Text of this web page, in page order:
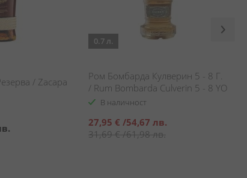
/ Zacapa
0.7 л.
Ром Бомбарда Кулверин 5 - 8 Г.
/ Rum Bombarda Culverin 5 - 8 YO
В наличност
Специална
цена
27,95 € /54,67 лв.
31,69 €/61,98 лв.